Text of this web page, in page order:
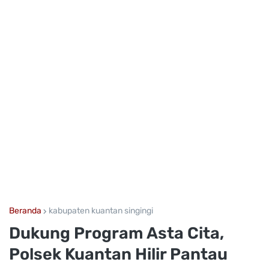
Beranda kabupaten kuantan singingi
Dukung Program Asta Cita,
Polsek Kuantan Hilir Pantau